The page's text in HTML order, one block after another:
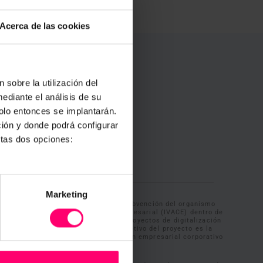
Acerca de las cookies
sobre la utilización del
el análisis de su
entonces se implantarán.
y donde podrá configurar
dos opciones:
Marketing
en
IBERIA, S.L. ha recibido una subvención del organismo
Valenciano de Competitividad Empresarial (IVACE) dentro de
INNOVA-CV del programa de proyectos de digitalización
TECNOLOGÍAS 4.0 El objetivo del proyecto es la
de un nuevo sistema de gestión empresarial corporativo